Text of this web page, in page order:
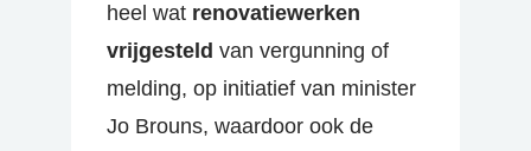
heel wat renovatiewerken
vrijgesteld van vergunning of
melding, op initiatief van minister
Jo Brouns, waardoor ook de